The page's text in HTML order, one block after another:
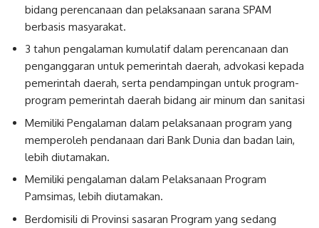
bidang perencanaan dan pelaksanaan sarana SPAM
berbasis masyarakat.
3 tahun pengalaman kumulatif dalam perencanaan dan
penganggaran untuk pemerintah daerah, advokasi kepada
pemerintah daerah, serta pendampingan untuk program-
program pemerintah daerah bidang air minum dan sanitasi
Memiliki Pengalaman dalam pelaksanaan program yang
memperoleh pendanaan dari Bank Dunia dan badan lain,
lebih diutamakan.
Memiliki pengalaman dalam Pelaksanaan Program
Pamsimas, lebih diutamakan.
Berdomisili di Provinsi sasaran Program yang sedang